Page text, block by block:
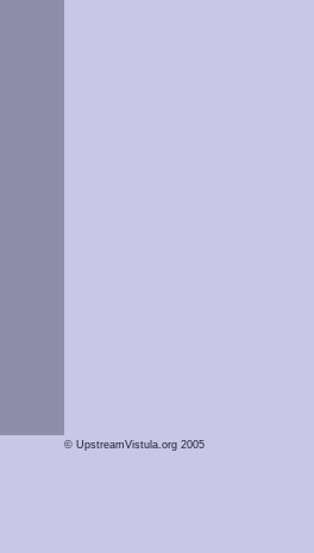
© UpstreamVistula.org 2005